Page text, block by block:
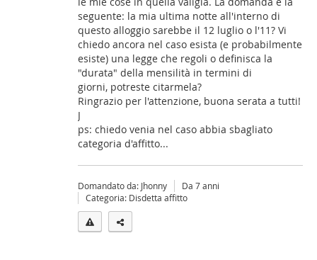
seguente: la mia ultima notte all'interno di
questo alloggio sarebbe il 12 luglio o l'11? Vi
chiedo ancora nel caso esista (e probabilmente
esiste) una legge che regoli o definisca la
"durata" della mensilità in termini di
giorni, potreste citarmela?
Ringrazio per l'attenzione, buona serata a tutti!
J
ps: chiedo venia nel caso abbia sbagliato
categoria d'affitto...
Domandato da: Jhonny
Da 7 anni
Categoria: Disdetta affitto